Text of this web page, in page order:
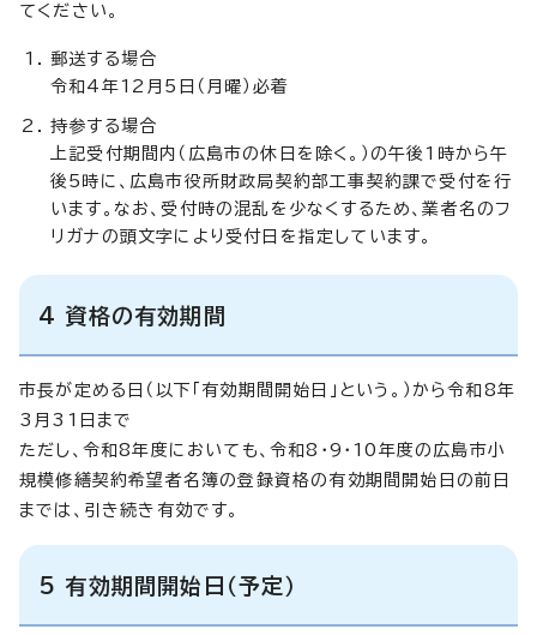
てください。
郵送する場合
令和4年12月5日（月曜）必着
持参する場合
上記受付期間内（広島市の休日を除く。）の午後1時から午
後5時に、広島市役所財政局契約部工事契約課で受付を行
います。なお、受付時の混乱を少なくするため、業者名のフ
リガナの頭文字により受付日を指定しています。
4 資格の有効期間
市長が定める日（以下「有効期間開始日」という。）から令和8年
3月31日まで
ただし、令和8年度においても、令和8・9・10年度の広島市小
規模修繕契約希望者名簿の登録資格の有効期間開始日の前日
までは、引き続き有効です。
5 有効期間開始日（予定）